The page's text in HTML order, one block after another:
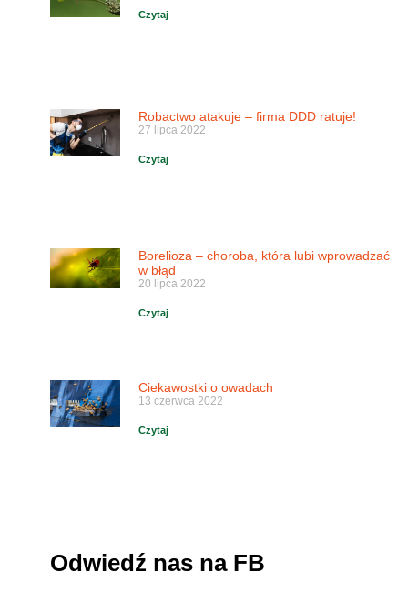
Czytaj
Robactwo atakuje – firma DDD ratuje!
27 lipca 2022
Czytaj
Borelioza – choroba, która lubi wprowadzać
w błąd
20 lipca 2022
Czytaj
Ciekawostki o owadach
13 czerwca 2022
Czytaj
Odwiedź nas na FB